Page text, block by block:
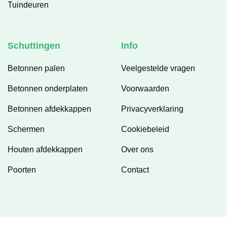
Tuindeuren
Schuttingen
Betonnen palen
Betonnen onderplaten
Betonnen afdekkappen
Schermen
Houten afdekkappen
Poorten
Info
Veelgestelde vragen
Voorwaarden
Privacyverklaring
Cookiebeleid
Over ons
Contact